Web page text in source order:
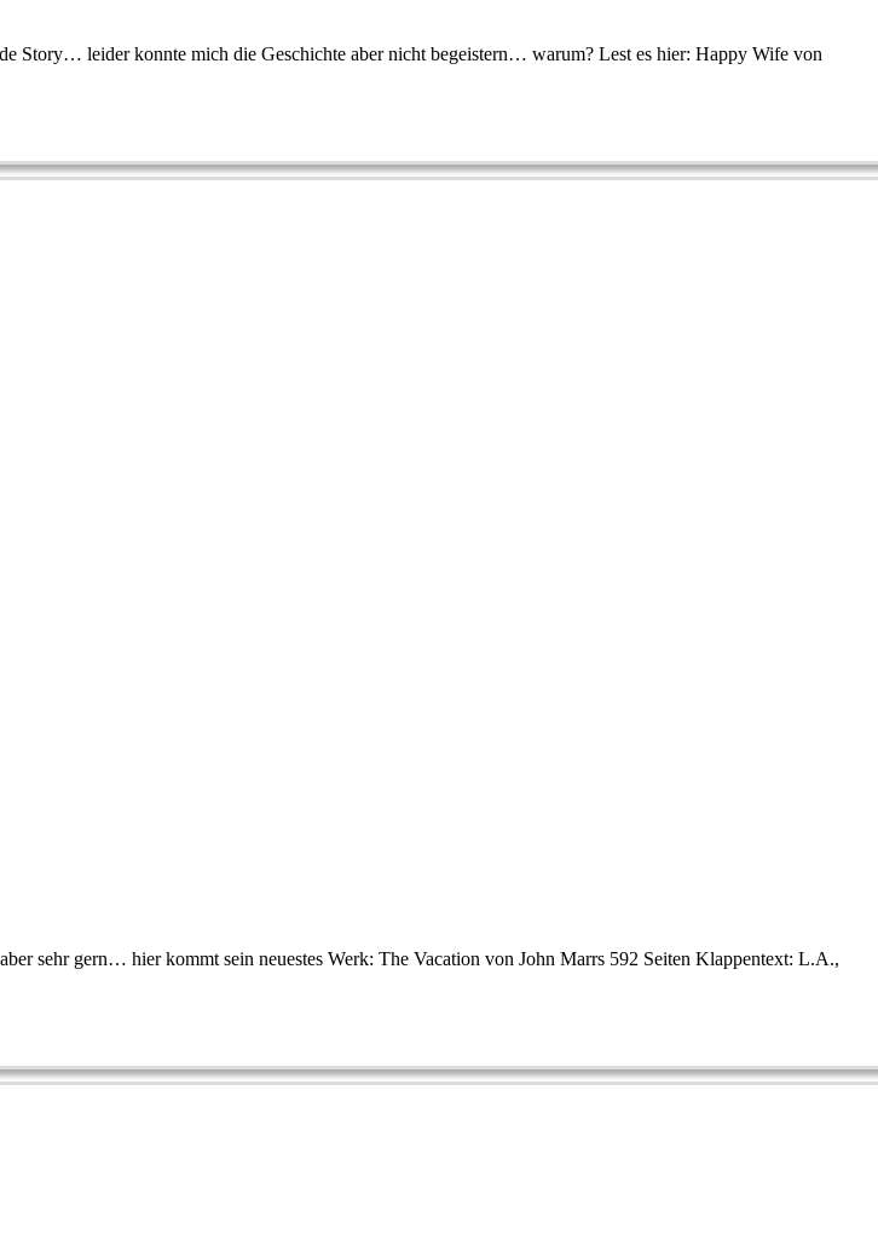
Story… leider konnte mich die Geschichte aber nicht begeistern… warum? Lest es hier: Happy Wife von
sehr gern… hier kommt sein neuestes Werk: The Vacation von John Marrs 592 Seiten Klappentext: L.A.,